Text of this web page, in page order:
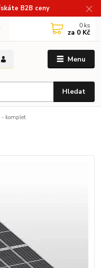
B2B ceny
Menu
Hledat
0 ks
za 0 Kč
- komplet